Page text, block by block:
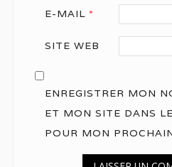
E-MAIL *
SITE WEB
ENREGISTRER MON
ET MON SITE DANS
POUR MON